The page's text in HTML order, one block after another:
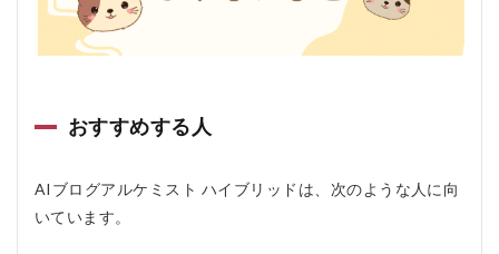
おすすめする人
AIブログアルケミスト ハイブリッドは、次のような人に向
いています。